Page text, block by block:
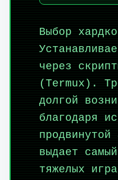
Выбор
через
(Termux).
долгой
благодаря
продвинутой
выдает
тяжелых